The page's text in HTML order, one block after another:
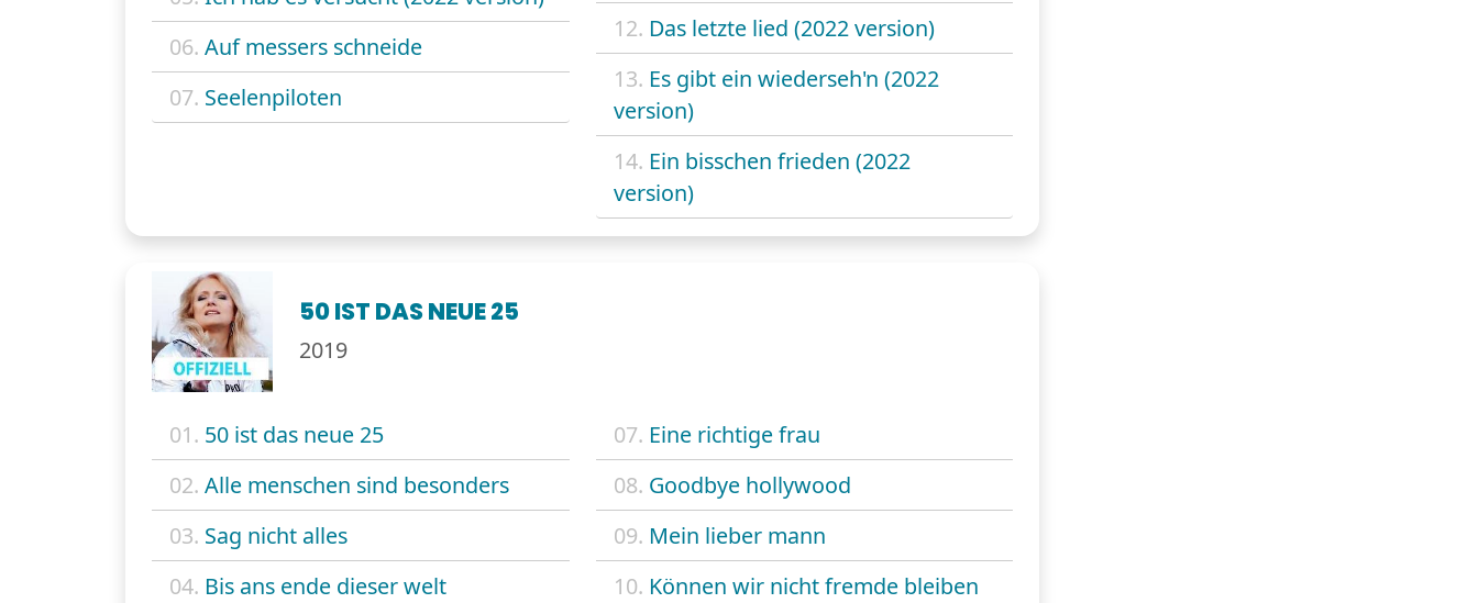
06. Auf messers schneide
07. Seelenpiloten
12. Das letzte lied (2022 version)
13. Es gibt ein wiederseh'n (2022
version)
14. Ein bisschen frieden (2022
version)
50 IST DAS NEUE 25
2019
01. 50 ist das neue 25
02. Alle menschen sind besonders
03. Sag nicht alles
04. Bis ans ende dieser welt
07. Eine richtige frau
08. Goodbye hollywood
09. Mein lieber mann
10. Können wir nicht fremde bleiben